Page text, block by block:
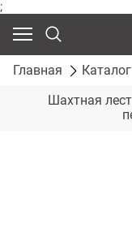
;
Главная Каталог
Шахтная